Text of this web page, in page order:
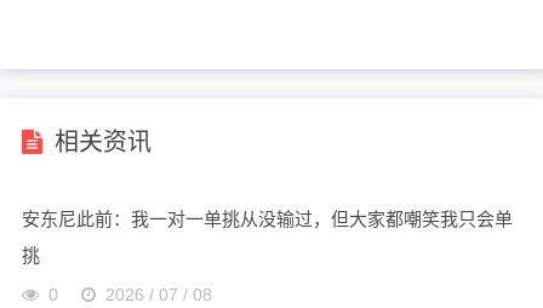
相关资讯
安东尼此前：我一对一单挑从没输过，但大家都嘲笑我只会单
挑
0 2026 / 07 / 08